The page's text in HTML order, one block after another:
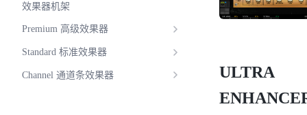
效果器机架
Premium 高级效果器
Standard 标准效果器
Channel 通道条效果器
ULTRA